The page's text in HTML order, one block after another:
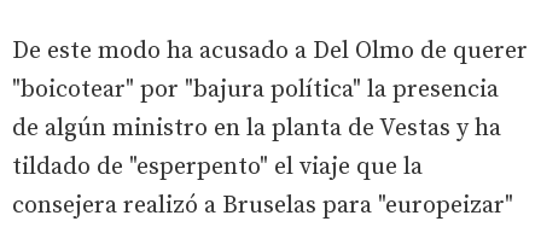
De este modo ha acusado a Del Olmo de querer
"boicotear" por "bajura política" la presencia
de algún ministro en la planta de Vestas y ha
tildado de "esperpento" el viaje que la
consejera realizó a Bruselas para "europeizar"